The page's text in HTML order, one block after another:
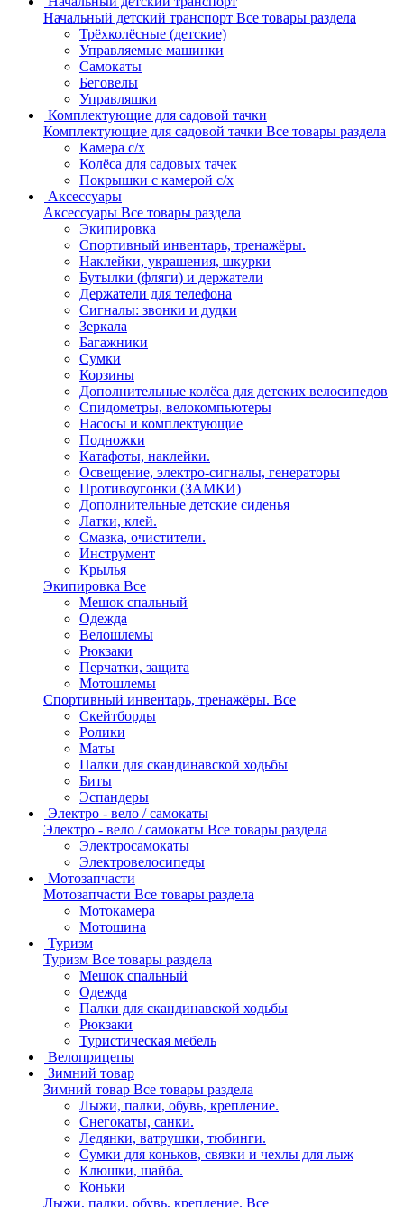
Начальный детский транспорт Все товары раздела
Трёхколёсные (детские)
Управляемые машинки
Самокаты
Беговелы
Управляшки
Комплектующие для садовой тачки
Комплектующие для садовой тачки Все товары раздела
Камера с/х
Колёса для садовых тачек
Покрышки с камерой с/х
Аксессуары
Аксессуары Все товары раздела
Экипировка
Спортивный инвентарь, тренажёры.
Наклейки, украшения, шкурки
Бутылки (фляги) и держатели
Держатели для телефона
Сигналы: звонки и дудки
Зеркала
Багажники
Сумки
Корзины
Дополнительные колёса для детских велосипедов
Спидометры, велокомпьютеры
Насосы и комплектующие
Подножки
Катафоты, наклейки.
Освещение, электро-сигналы, генераторы
Противоугонки (ЗАМКИ)
Дополнительные детские сиденья
Латки, клей.
Смазка, очистители.
Инструмент
Крылья
Экипировка Все
Мешок спальный
Одежда
Велошлемы
Рюкзаки
Перчатки, защита
Мотошлемы
Спортивный инвентарь, тренажёры. Все
Скейтборды
Ролики
Маты
Палки для скандинавской ходьбы
Биты
Эспандеры
Электро - вело / самокаты
Электро - вело / самокаты Все товары раздела
Электросамокаты
Электровелосипеды
Мотозапчасти
Мотозапчасти Все товары раздела
Мотокамера
Мотошина
Туризм
Туризм Все товары раздела
Мешок спальный
Одежда
Палки для скандинавской ходьбы
Рюкзаки
Туристическая мебель
Велоприцепы
Зимний товар
Зимний товар Все товары раздела
Лыжи, палки, обувь, крепление.
Снегокаты, санки.
Ледянки, ватрушки, тюбинги.
Сумки для коньков, связки и чехлы для лыж
Клюшки, шайба.
Коньки
Лыжи, палки, обувь, крепление. Все